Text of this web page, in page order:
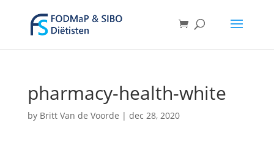
pharmacy-health-white
by Britt Van de Voorde | dec 28, 2020